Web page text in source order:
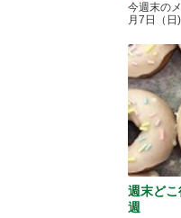
今週末の
月7日（日)
週末ど
週